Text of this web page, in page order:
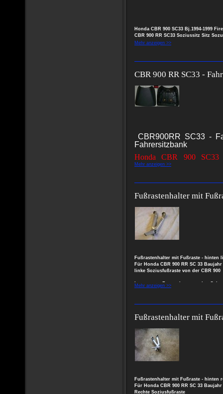
Honda CBR 900 SC33 Bj.1994-1999
CBR 900 RR SC33 Soziussitz Sitz
Mehr anzeigen >>
CBR 900 RR SC33 -
CBR900RR SC33 -
Fahrersitzbank
Honda CBR 900 SC33
Mehr anzeigen >>
Fußrastenhalter mit
Fußrastenhalter mit Fußraste - hinten
Für Honda CBR 900 RR SC 33 Baujahr
linke Soziusfußraste von der CBR 900
In gutem Zustand, normale
Mehr anzeigen >>
Fußrastenhalter mit
Fußrastenhalter mit Fußraste - hinten
Für Honda CBR 900 RR SC 33 Baujahr
Rechte Soziusfußraste